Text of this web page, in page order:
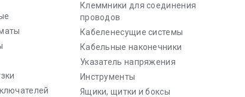
Клеммники для соединения
проводов
Кабеленесущие системы
Кабельные наконечники
Указатель напряжения
Инструменты
Ящики, щитки и боксы